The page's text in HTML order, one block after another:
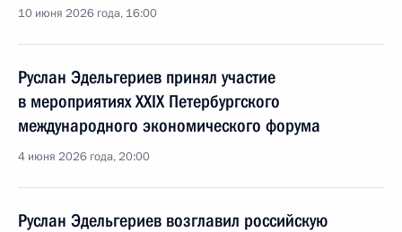
10 июня 2026 года, 16:00
Руслан Эдельгериев принял участие
в мероприятиях XXIX Петербургского
международного экономического форума
4 июня 2026 года, 20:00
Руслан Эдельгериев возглавил российскую